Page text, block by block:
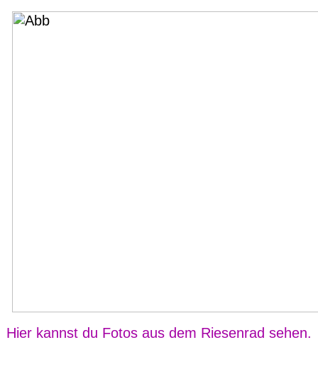
Hier kannst du Fotos aus dem Riesenrad sehen.